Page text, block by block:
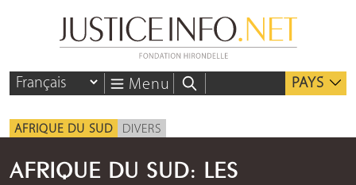
Menu PAYS
AFRIQUE DU SUD DIVERS
AFRIQUE DU SUD: LES